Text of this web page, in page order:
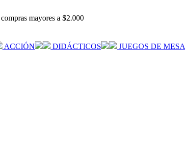
mayores a $2.000
ACCIÓN DIDÁCTICOS JUEGOS DE MESA